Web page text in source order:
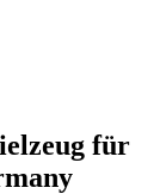
für